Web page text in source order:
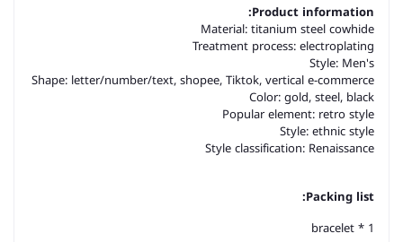
Product information:
Material: titanium steel cowhide
Treatment process: electroplating
Style: Men's
Shape: letter/number/text, shopee, Tiktok, vertical e-commerce
Color: gold, steel, black
Popular element: retro style
Style: ethnic style
Style classification: Renaissance
Packing list:
1 * bracelet